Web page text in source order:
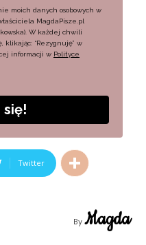
moich danych osobowych w
MagdaPisze.pl
W każdej chwili
klikając: “Rezygnuję” w
informacji w Polityce
się!
Twitter
By Magda